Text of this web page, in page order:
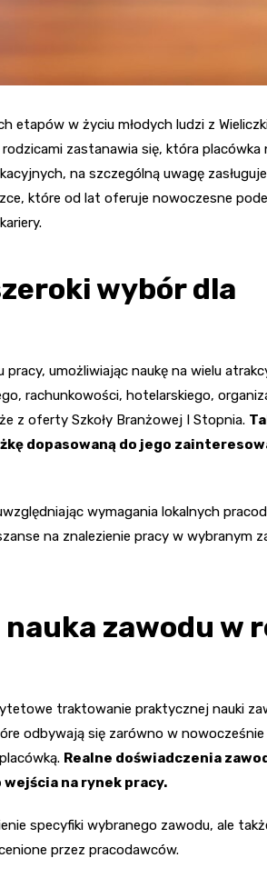
w życiu młodych ludzi z
zastanawia się, która placówka
na szczególną uwagę
które od lat oferuje nowoczesne
wybór dla
umożliwiając naukę na wielu
rachunkowości, hotelarskiego,
z oferty Szkoły Branżowej I Stopnia.
dopasowaną do jego
wymagania lokalnych
na znalezienie pracy w wybranym
zawodu w
traktowanie praktycznej nauki
odbywają się zarówno w
Realne doświadczenia
na rynek pracy.
specyfiki wybranego zawodu, ale
przez pracodawców.